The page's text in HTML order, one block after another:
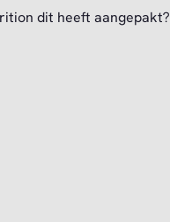
dit heeft aangepakt?